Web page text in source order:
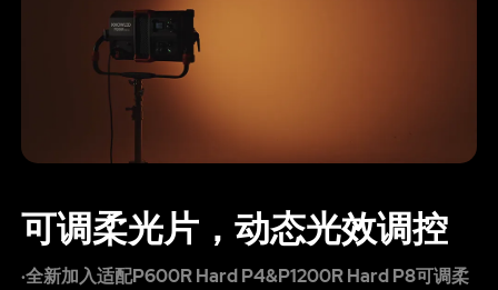
可调柔光片，动态光效调控
·全新加入适配P600R Hard P4&P1200R Hard P8可调柔